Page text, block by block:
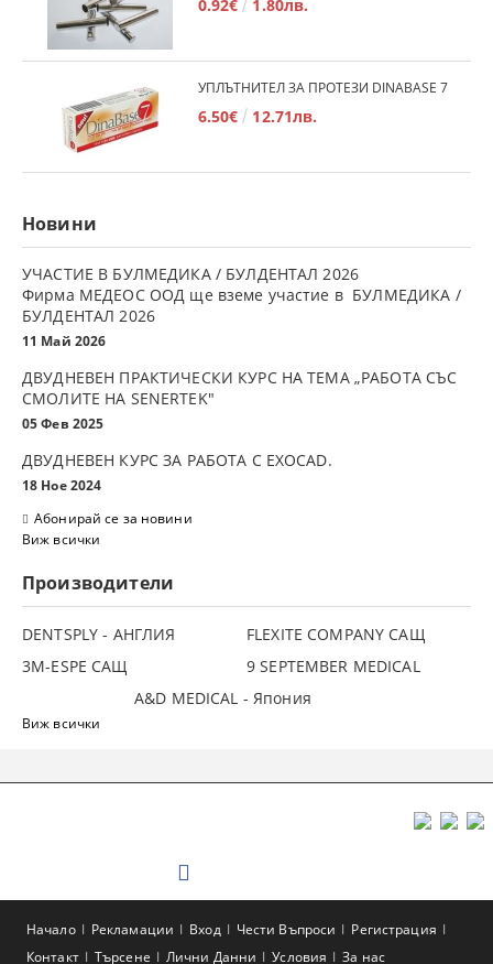
0.92€ 1.80лв.
УПЛЪТНИТЕЛ ЗА ПРОТЕЗИ DINABASE 7
6.50€ 12.71лв.
Новини
УЧАСТИЕ В БУЛМЕДИКА / БУЛДЕНТАЛ 2026
Фирма МЕДЕОС ООД ще вземе участие в БУЛМЕДИКА /
БУЛДЕНТАЛ 2026
11 Май 2026
ДВУДНЕВЕН ПРАКТИЧЕСКИ КУРС НА ТЕМА „РАБОТА СЪС
СМОЛИТЕ НА SENERTEK"
05 Фев 2025
ДВУДНЕВЕН КУРС ЗА РАБОТА С ЕXOCAD.
18 Ное 2024
Абонирай се за новини
Виж всички
Производители
DENTSPLY - АНГЛИЯ
FLEXITE COMPANY САЩ
3М-ESPE САЩ
9 SEPTEMBER MEDICAL
A&D MEDICAL - Япония
Виж всички
Начало Рекламации Вход Чести Въпроси
Регистрация
Контакт
Търсене Лични Данни Условия За нас